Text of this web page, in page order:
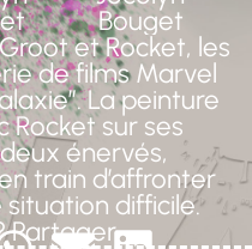
et Rocket, les
de films Marvel
La peinture
sur ses
énervés,
train d’affronter
difficile.
Partager